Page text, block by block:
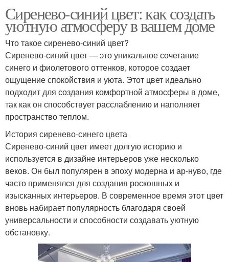
Сиренево-синий цвет: как создать
уютную атмосферу в вашем доме
Что такое сиренево-синий цвет?
Сиренево-синий цвет — это уникальное сочетание
синего и фиолетового оттенков, которое создает
ощущение спокойствия и уюта. Этот цвет идеально
подходит для создания комфортной атмосферы в доме,
так как он способствует расслаблению и наполняет
пространство теплом.
История сиренево-синего цвета
Сиренево-синий цвет имеет долгую историю и
используется в дизайне интерьеров уже несколько
веков. Он был популярен в эпоху модерна и ар-нуво, где
часто применялся для создания роскошных и
изысканных интерьеров. В современное время этот цвет
вновь набирает популярность благодаря своей
универсальности и способности создавать уютную
обстановку.